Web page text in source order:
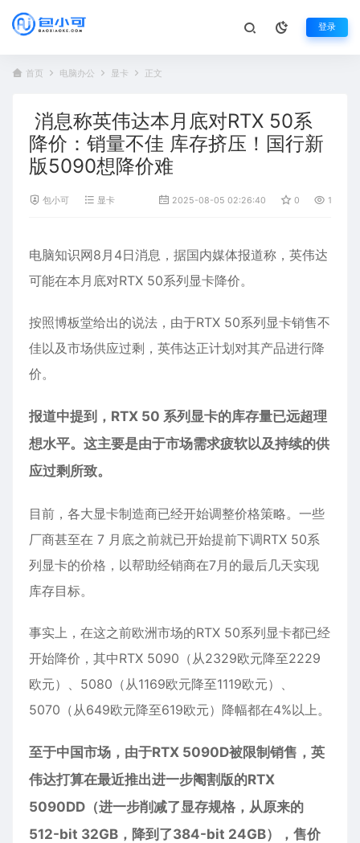
登录
首页 电脑办公 显卡 正文
消息称英伟达本月底对RTX 50系
降价：销量不佳 库存挤压！国行新
版5090想降价难
包小可 显卡 2025-08-05 02:26:40 0 1,269
电脑知识网8月4日消息，据国内媒体报道称，英伟达
可能在本月底对RTX 50系列显卡降价。
按照博板堂给出的说法，由于RTX 50系列显卡销售不
佳以及市场供应过剩，英伟达正计划对其产品进行降
价。
报道中提到，RTX 50 系列显卡的库存量已远超理
想水平。这主要是由于市场需求疲软以及持续的供
应过剩所致。
目前，各大显卡制造商已经开始调整价格策略。一些
厂商甚至在 7 月底之前就已开始提前下调RTX 50系
列显卡的价格，以帮助经销商在7月的最后几天实现
库存目标。
事实上，在这之前欧洲市场的RTX 50系列显卡都已经
开始降价，其中RTX 5090 （从2329欧元降至2229
欧元）、5080（从1169欧元降至1119欧元）、
5070（从649欧元降至619欧元）降幅都在4%以上。
至于中国市场，由于RTX 5090D被限制销售，英
伟达打算在最近推出进一步阉割版的RTX
5090DD（进一步削减了显存规格，从原来的
512-bit 32GB，降到了384-bit 24GB），售价